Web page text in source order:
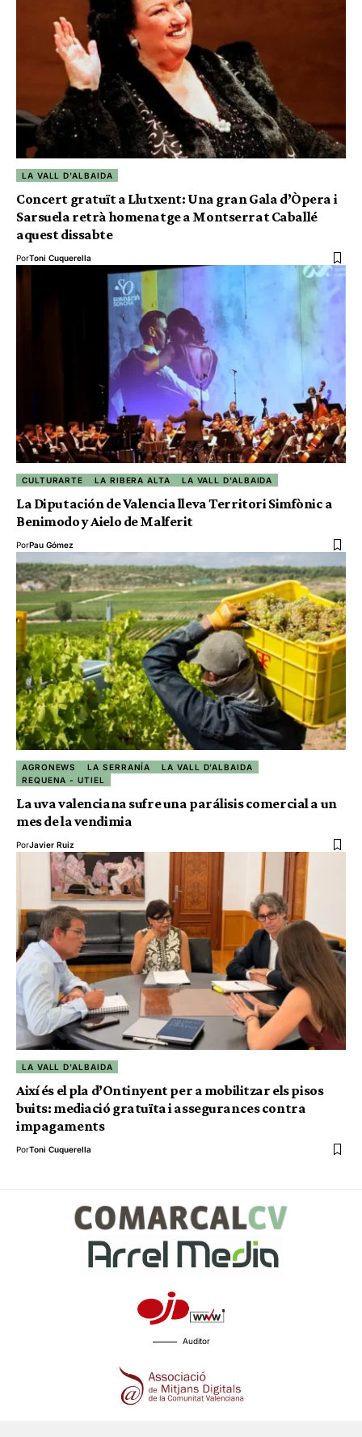
LA VALL D'ALBAIDA
Concert gratuït a Llutxent: Una gran Gala d’Òpera i
Sarsuela retrà homenatge a Montserrat Caballé
aquest dissabte
PorToni Cuquerella
CULTURARTE LA RIBERA ALTA LA VALL D'ALBAIDA
La Diputación de Valencia lleva Territori Simfònic a
Benimodo y Aielo de Malferit
PorPau Gómez
AGRONEWS LA SERRANÍA
LA VALL D'ALBAIDA
REQUENA - UTIEL
La uva valenciana sufre una parálisis comercial a un
mes de la vendimia
PorJavier Ruiz
LA VALL D'ALBAIDA
Així és el pla d’Ontinyent per a mobilitzar els pisos
buits: mediació gratuïta i assegurances contra
impagaments
PorToni Cuquerella
Auditor